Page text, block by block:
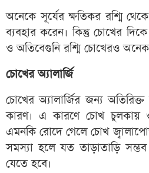
অনেকে সূর্যের ক্ষতিকর রশ্মি
ব্যবহার করেন। কিন্তু চোখের
ও অতিবেগুনি রশ্মি চোখেরও
চোখের অ্যালার্জি
চোখের অ্যালার্জির জন্য
কারণ। এ কারণে চোখ চুলকায়
এমনকি রোদে গেলে চোখ
সমস্যা হলে যত তাড়াতাড়ি
যেতে হবে।